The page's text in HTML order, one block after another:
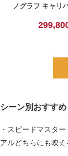
ノグラフ キャリ
古】
シーン別おすすめ
・スピードマスタ
アルどちらにも映